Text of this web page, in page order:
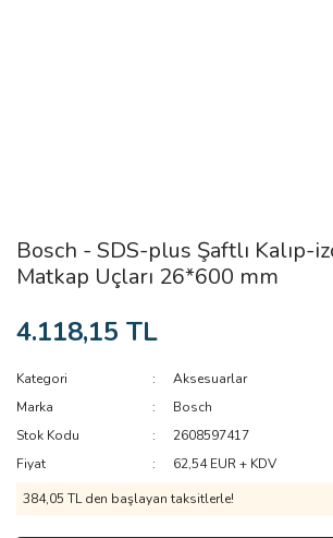
Bosch - SDS-plus Şaftlı Kalıp-
Matkap Uçları 26*600 mm
4.118,15 TL
Kategori
Aksesuarlar
Marka
Bosch
Stok Kodu
2608597417
Fiyat
62,54 EUR + KDV
384,05 TL den başlayan taksitlerle!